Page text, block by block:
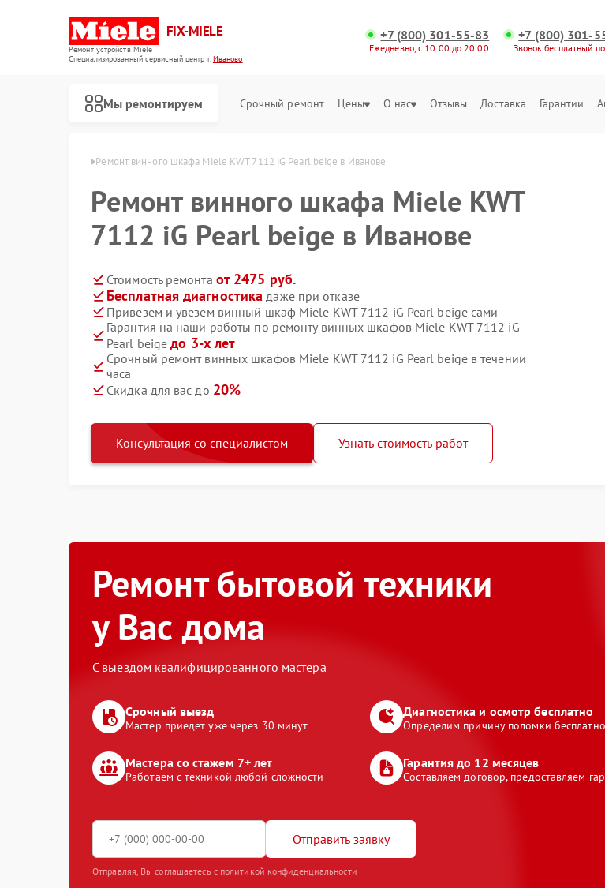
FIX-MIELE
Ремонт устройств Miele
Специализированный cервисный центр г.Иваново
+7 (800) 301-55-83
Ежедневно, с 10:00 до 20:00
+7 (800) 301-
Звонок бесплатный
Мы ремонтируем Срочный ремонт Цены О нас Отзывы Доставка Гарантии
Miele в Иванове Ремонт винного шкафа Miele KWT 7112 iG Pearl beige в Иванове
Ремонт винного шкафа Miele KWT
7112 iG Pearl beige в Иванове
Стоимость ремонта от 2475 руб.
Бесплатная диагностика даже при отказе
Привезем и увезем винный шкаф Miele KWT 7112 iG Pearl beige сами
Гарантия на наши работы по ремонту винных шкафов Miele KWT 7112 iG
Pearl beigeдо 3-х лет
Срочный ремонт винных шкафов Miele KWT 7112 iG Pearl beige в течении
часа
Скидка для вас до 20%
Консультация со специалистом Узнать стоимость работ
Ремонт бытовой техники
у Вас дома
С выездом квалифицированного мастера
Срочный выезд
Мастер приедет уже через 30 минут
Диагностика и осмотр бесплатно
Определим причину поломки бесплатно
Мастера со стажем 7+ лет
Работаем с техникой любой сложности
Гарантия до 12 месяцев
Составляем договор, предоставляем
Отправить заявку
Отправляя, Вы соглашаетесь с политикой конфиденциальности